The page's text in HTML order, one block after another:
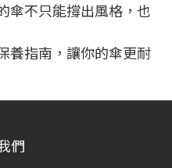
傘不只能撐出風格，也
養指南，讓你的傘更耐
們